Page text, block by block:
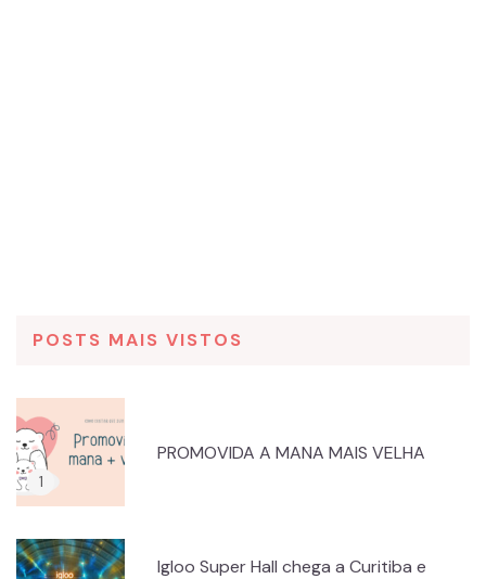
POSTS MAIS VISTOS
PROMOVIDA A MANA MAIS VELHA
Igloo Super Hall chega a Curitiba e